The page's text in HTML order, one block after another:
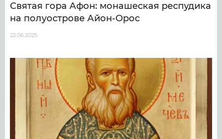
Святая гора Афон: монашеская респудика
на полуострове Айон-Орос
22.06.2025